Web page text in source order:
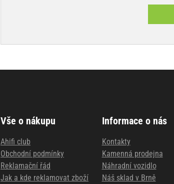
Vše o nákupu
Ahifi club
Obchodní podmínky
Reklamační řád
Jak a kde reklamovat zboží
Informace o nás
Kontakty
Kamenná prodejna
Náhradní vozidlo
Náš sklad v Brně